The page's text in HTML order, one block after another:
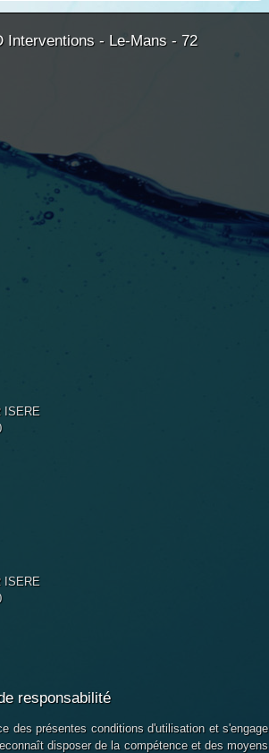
Interventions - Le-Mans - 72
ISERE
ISERE
responsabilité
des présentes conditions d'utilisation et s'engage
disposer de la compétence et des moyens